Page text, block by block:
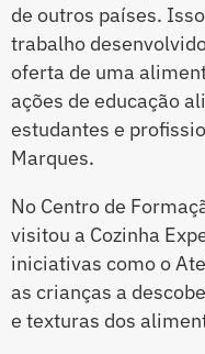
de outros países.
trabalho
oferta de uma
ações de educação
estudantes e
Marques.
No Centro de
visitou a Cozinha
iniciativas como o
as crianças a
e texturas dos